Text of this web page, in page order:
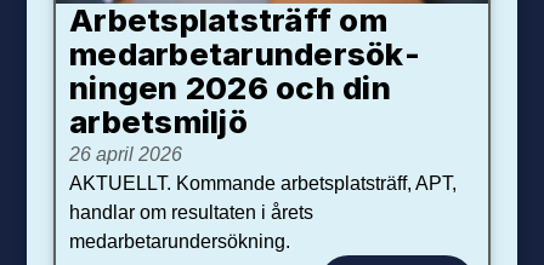
Arbetsplats­träff om
med­arbetar­under­sök­
ningen 2026 och din
arbets­miljö
26 april 2026
AKTUELLT. Kommande arbetsplatsträff, APT,
handlar om resultaten i årets
medarbetarundersökning.